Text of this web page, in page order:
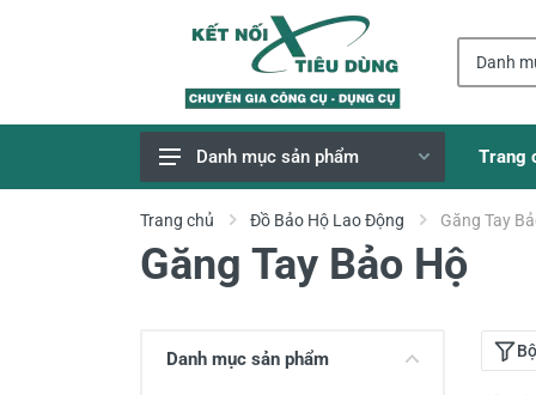
Giao Hàng Miễn Phí
Công Cụ, Dụng Cụ
Danh mục sản phẩm Trang
Trang chủ Đồ Bảo Hộ Lao Động Găng Tay
Găng Tay Bảo Hộ
Danh mục sản phẩm